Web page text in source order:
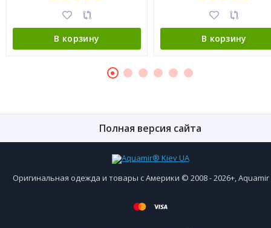
В корзину В корзину
Полная версия сайта
Оригинальная одежда и товары с Америки © 2008 - 2026+,